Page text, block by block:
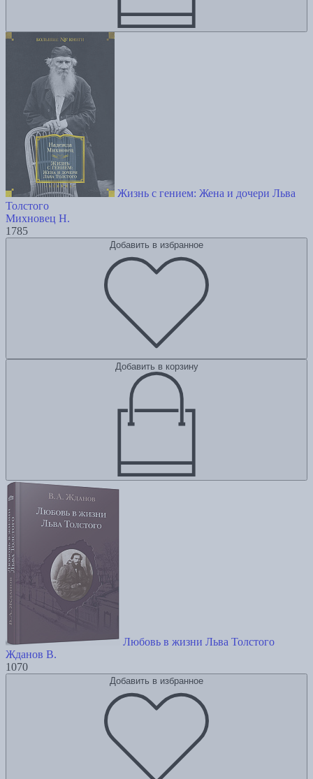
Жизнь с гением: Жена и дочери Льва
Толстого
Михновец Н.
1785
Добавить в избранное
Добавить в корзину
Любовь в жизни Льва Толстого
Жданов В.
1070
Добавить в избранное